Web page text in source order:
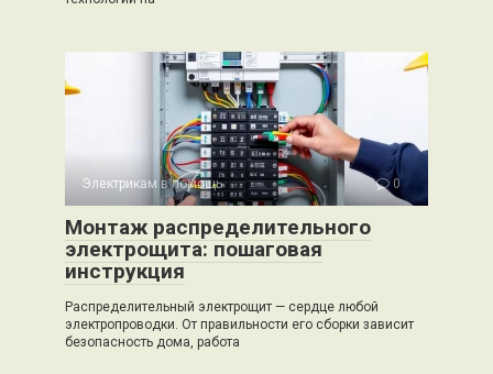
Электрикам в помощь 0
Монтаж распределительного
электрощита: пошаговая
инструкция
Распределительный электрощит — сердце любой
электропроводки. От правильности его сборки зависит
безопасность дома, работа